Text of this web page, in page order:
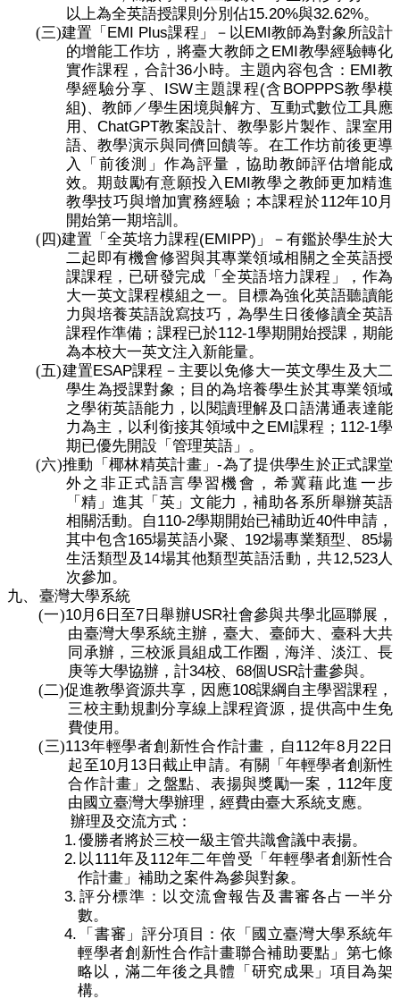
以上為全英語授課則分別佔15.20%與32.62%。
(三)建置「 EMI Plus課程」－以EMI教師為對象所設計
的增能工作坊，將臺大教師之 EMI教學經驗轉化
實作課程，合計36小時。主題內容包含： EMI教
學經驗分享、 ISW主題課程(含 BOPPPS教學模
組)、教師／學生困境與解方、互動式數位工具應
用、 ChatGPT教案設計、教學影片製作、課室用
語、教學演示與同儕回饋等。在工作坊前後更導
入「前後測」作為評量，協助教師評估增能成
效。期鼓勵有意願投入 EMI教學之教師更加精進
教學技巧與增加實務經驗；本課程於112年10 月
開始第一期培訓。
(四)建置「全英培力課程(EMIPP) 」－有鑑於學生於大
二起即有機會修習與其專業領域相關之全英語授
課課程，已研發完成「全英語培力課程」，作為
大一英文課程模組之一。目標為強化英語聽讀能
力與培養英語說寫技巧，為學生日後修讀全英語
課程作準備；課程已於112-1學期開始授課，期能
為本校大一英文注入新能量。
(五)建置ESAP課程－主要以免修大一英文學生及大二
學生為授課對象；目的為培養學生於其專業領域
之學術英語能力，以閱讀理解及口語溝通表達能
力為主，以利銜接其領域中之 EMI課程； 112-1學
期已優先開設「管理英語」。
(六)推動「椰林精英計畫」-為了提供學生於正式課堂
外之非正式語言學習機會，希冀藉此進一步
「精」進其「英」文能力，補助各系所舉辦英語
相關活動。自110-2學期開始已補助近40件申請，
其中包含165場英語小聚、 192場專業類型、 85場
生活類型及 14場其他類型英語活動，共12,523人
次參加。
九、
臺灣大學系統
(一)10月6 日至7 日舉辦USR社會參與共學北區聯展，
由臺灣大學系統主辦，臺大、臺師大、臺科大共
同承辦，三校派員組成工作圈，海洋、淡江、長
庚等大學協辦，計34校、68個 USR計畫參與。
(二)促進教學資源共享，因應108課綱自主學習課程，
三校主動規劃分享線上課程資源，提供高中生免
費使用。
(三)113年輕學者創新性合作計畫，自112年8月22 日
起至10月 13 日截止申請。有關「年輕學者創新性
合作計畫」之盤點、表揚與獎勵一案， 112年度
由國立臺灣大學辦理，經費由臺大系統支應。
辦理及交流方式：
1.優勝者將於三校一級主管共識會議中表揚。
2. 以111年及 112年二年曾受「年輕學者創新性合
作計畫」補助之案件為參與對象。
3. 評分標準：以交流會報告及書審各占一半分
數。
4.
「書審」評分項目：依「國立臺灣大學系統年
輕學者創新性合作計畫聯合補助要點」第七條
略以，滿二年後之具體「研究成果」項目為架
構。